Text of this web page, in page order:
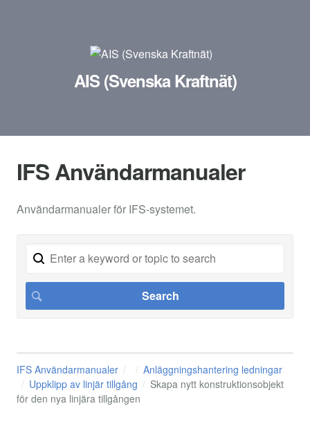
AIS (Svenska Kraftnät)
IFS Användarmanualer
Användarmanualer för IFS-systemet.
IFS Användarmanualer
Anläggningshantering ledningar
Uppklipp av linjär tillgång
Skapa nytt konstruktionsobjekt
för den nya linjära tillgången